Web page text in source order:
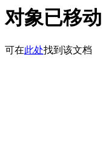
对象已移动
可在此处找到该文档